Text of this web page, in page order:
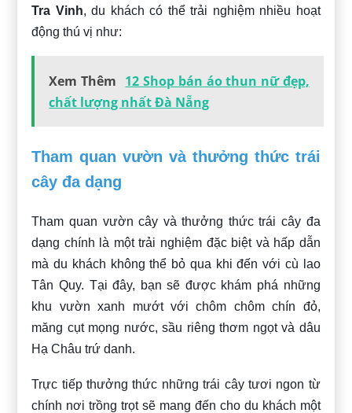
Tra Vinh, du khách có thể trải nghiệm nhiều hoạt
động thú vị như:
Xem Thêm 12 Shop bán áo thun nữ đẹp,
chất lượng nhất Đà Nẵng
Tham quan vườn và thưởng thức trái
cây đa dạng
Tham quan vườn cây và thưởng thức trái cây đa
dạng chính là một trải nghiệm đặc biệt và hấp dẫn
mà du khách không thể bỏ qua khi đến với cù lao
Tân Quy. Tại đây, bạn sẽ được khám phá những
khu vườn xanh mướt với chôm chôm chín đỏ,
măng cụt mọng nước, sầu riêng thơm ngọt và dâu
Hạ Châu trứ danh.
Trực tiếp thưởng thức những trái cây tươi ngon từ
chính nơi trồng trọt sẽ mang đến cho du khách một